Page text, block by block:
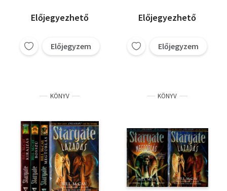
Előjegyezhető
Előjegyzem
prófétája
G. P. Taylor
Előjegyezhető
Előjegyzem
KÖNYV KÖNYV